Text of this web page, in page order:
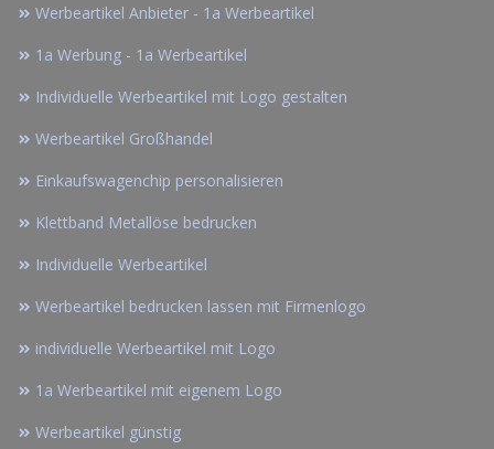
Werbeartikel Anbieter - 1a Werbeartikel
1a Werbung - 1a Werbeartikel
Individuelle Werbeartikel mit Logo gestalten
Werbeartikel Großhandel
Einkaufswagenchip personalisieren
Klettband Metallöse bedrucken
Individuelle Werbeartikel
Werbeartikel bedrucken lassen mit Firmenlogo
individuelle Werbeartikel mit Logo
1a Werbeartikel mit eigenem Logo
Werbeartikel günstig